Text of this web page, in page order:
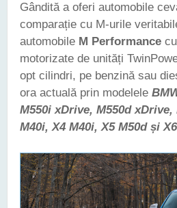
Gândită a oferi automobile
comparație cu M-urile
automobile M Performance
motorizate de unități
opt cilindri, pe benzină sau
ora actuală prin modelele
M550i xDrive, M550d
M40i, X4 M40i, X5 M50d și